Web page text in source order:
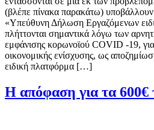
(βλέπε πίνακα παρακάτω)
«Υπεύθυνη Δήλωση Εργαζόμενων
πλήττονται σημαντικά λόγω των
εμφάνισης κορωνοϊού COVID -19,
οικονομικής ενίσχυσης, ως
ειδική πλατφόρμα […]
Η απόφαση για τα 600€